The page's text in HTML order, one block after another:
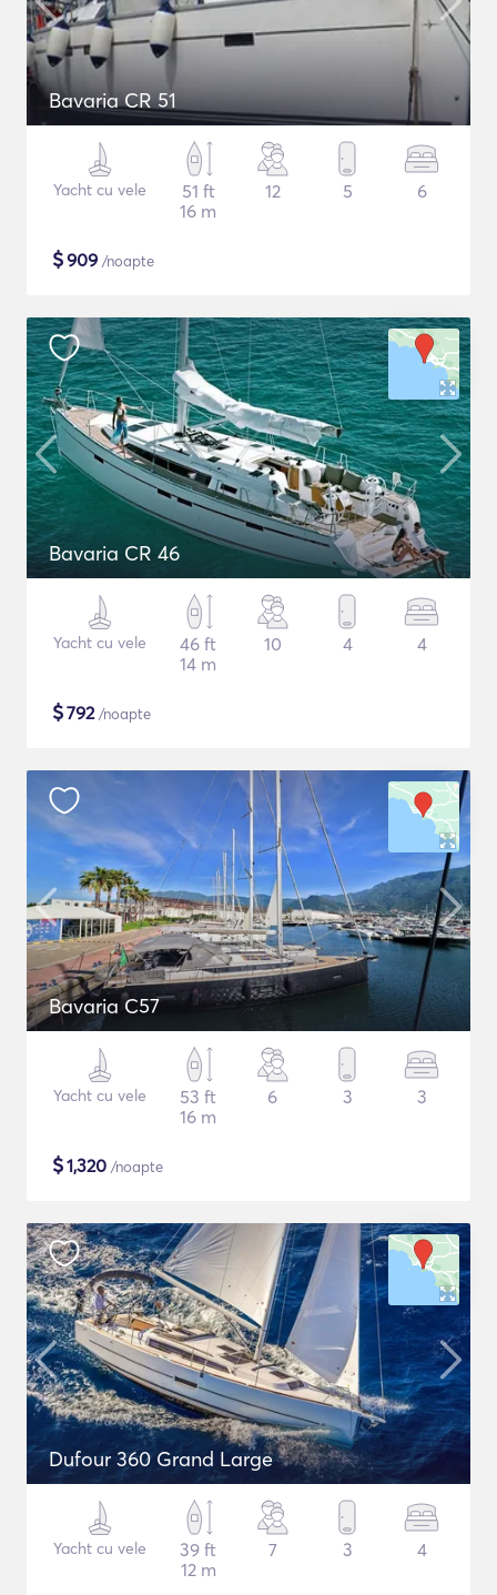
Bavaria CR 51
Yacht cu vele
51 ft
16 m
12 5 6
$909 /noapte
Bavaria CR 46
Yacht cu vele
46 ft
14 m
10 4 4
$792/noapte
Bavaria C57
Yacht cu vele
53 ft
16 m
6 3 3
$1,320 /noapte
Dufour 360 Grand Large
Yacht cu vele
39 ft
12 m
7 3 4